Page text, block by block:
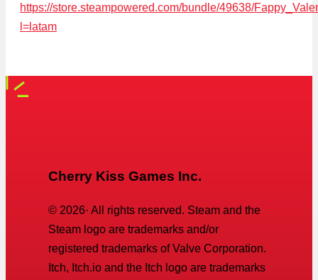
https://store.steampowered.com/bundle/49638/
l=latam
Cherry Kiss Games Inc.
© 2026· All rights reserved. Steam and the
Steam logo are trademarks and/or
registered trademarks of Valve Corporation.
Itch, Itch.io and the Itch logo are trademarks